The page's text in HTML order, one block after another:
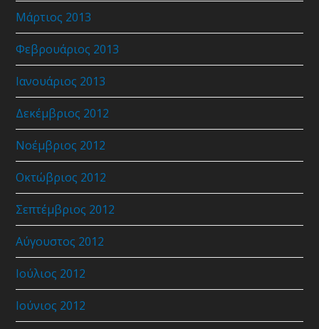
Μάρτιος 2013
Φεβρουάριος 2013
Ιανουάριος 2013
Δεκέμβριος 2012
Νοέμβριος 2012
Οκτώβριος 2012
Σεπτέμβριος 2012
Αύγουστος 2012
Ιούλιος 2012
Ιούνιος 2012